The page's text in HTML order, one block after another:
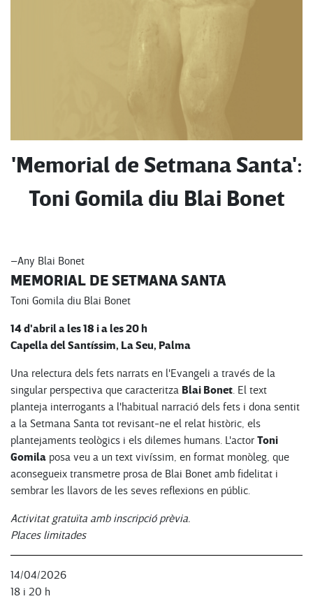
'Memorial de Setmana Santa':
Toni Gomila diu Blai Bonet
–Any Blai Bonet
MEMORIAL DE SETMANA SANTA
Toni Gomila diu Blai Bonet
14 d'abril a les 18 i a les 20 h
Capella del Santíssim, La Seu, Palma
Una relectura dels fets narrats en l'Evangeli a través de la
singular perspectiva que caracteritza Blai Bonet. El text
planteja interrogants a l'habitual narració dels fets i dona sentit
a la Setmana Santa tot revisant-ne el relat històric, els
plantejaments teològics i els dilemes humans. L'actor Toni
Gomila posa veu a un text vivíssim, en format monòleg, que
aconsegueix transmetre prosa de Blai Bonet amb fidelitat i
sembrar les llavors de les seves reflexions en públic.
Activitat gratuïta amb inscripció prèvia.
Places limitades
14/04/2026
18 i 20 h